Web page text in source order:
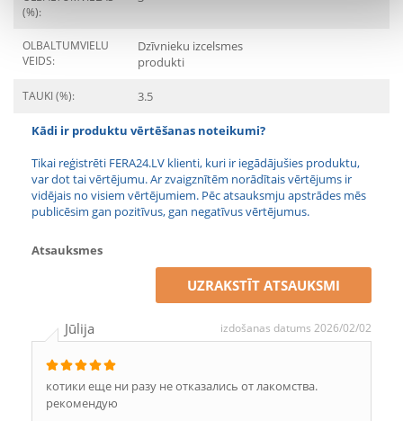
(%):
OLBALTUMVIELU
VEIDS:
Dzīvnieku izcelsmes
produkti
TAUKI (%): 3.5
Kādi ir produktu vērtēšanas noteikumi?
Tikai reģistrēti FERA24.LV klienti, kuri ir iegādājušies produktu,
var dot tai vērtējumu. Ar zvaigznītēm norādītais vērtējums ir
vidējais no visiem vērtējumiem. Pēc atsauksmju apstrādes mēs
publicēsim gan pozitīvus, gan negatīvus vērtējumus.
Atsauksmes
UZRAKSTĪT ATSAUKSMI
Jūlija izdošanas datums 2026/02/02
котики еще ни разу не отказались от лакомства.
рекомендую